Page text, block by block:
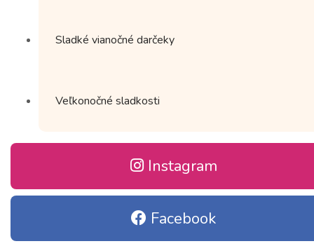
Sladké vianočné darčeky
Veľkonočné sladkosti
Instagram
Facebook